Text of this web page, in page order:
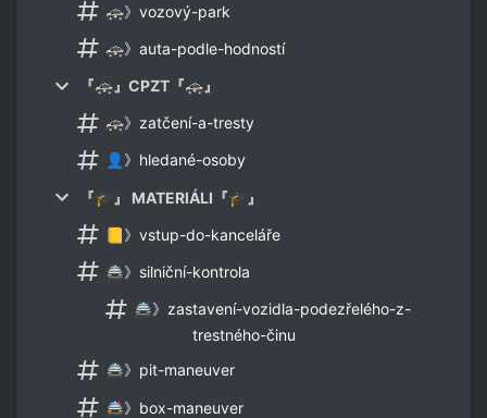
🚓》vozový-park
🚓》auta-podle-hodností
『🚓』CPZT『🚓』
🚓》zatčení-a-tresty
👤》hledané-osoby
『🎓』 MATERIÁLI『🎓』
📒》vstup-do-kanceláře
🚔》silniční-kontrola
🚔》zastavení-vozidla-podezřelého-z-
trestného-činu
🚔》pit-maneuver
🚔》box-maneuver